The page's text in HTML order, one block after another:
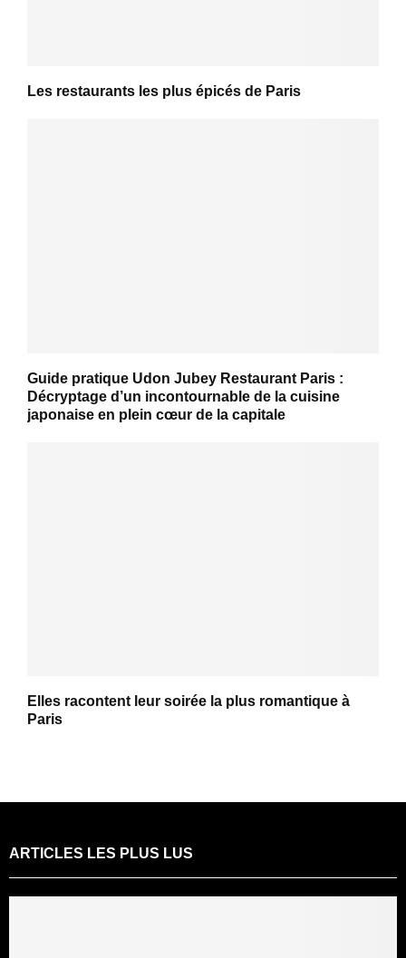
Les restaurants les plus épicés de Paris
Guide pratique Udon Jubey Restaurant Paris :
Décryptage d’un incontournable de la cuisine
japonaise en plein cœur de la capitale
Elles racontent leur soirée la plus romantique à
Paris
ARTICLES LES PLUS LUS